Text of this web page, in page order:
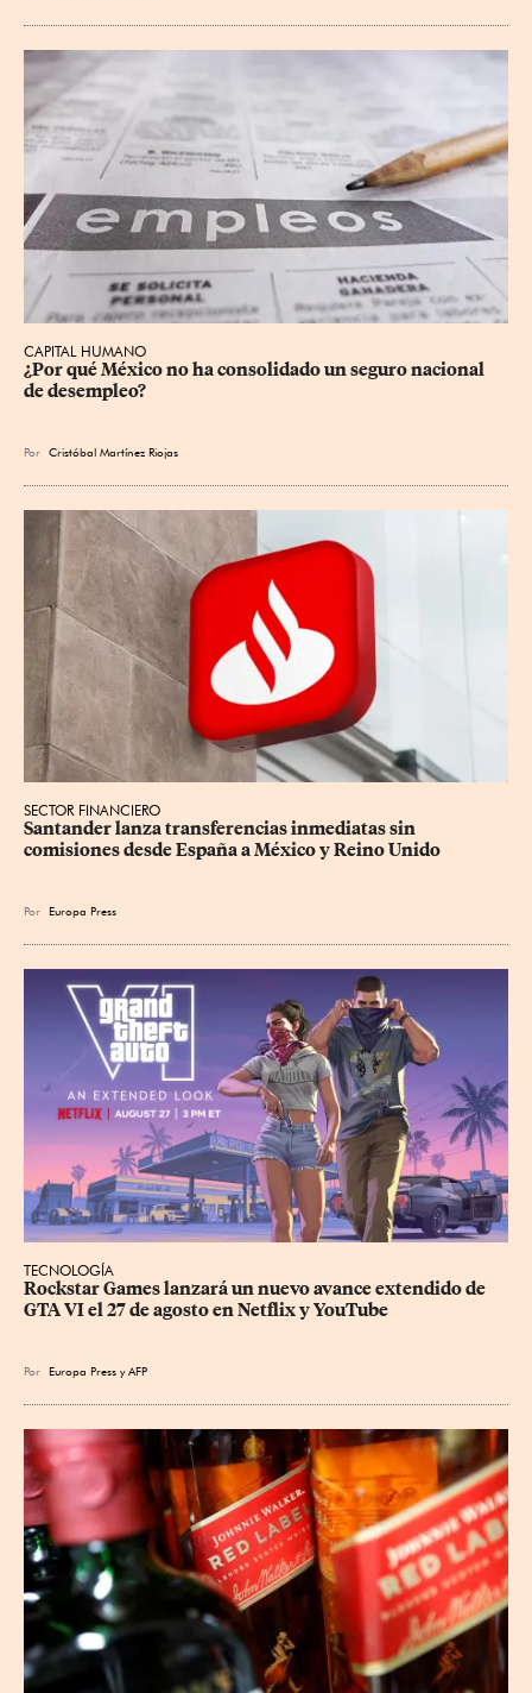
CAPITAL HUMANO
¿Por qué México no ha consolidado un seguro nacional
de desempleo?
Por Cristóbal Martínez Riojas
SECTOR FINANCIERO
Santander lanza transferencias inmediatas sin
comisiones desde España a México y Reino Unido
Por Europa Press
TECNOLOGÍA
Rockstar Games lanzará un nuevo avance extendido de
GTA VI el 27 de agosto en Netflix y YouTube
Por Europa Press yAFP